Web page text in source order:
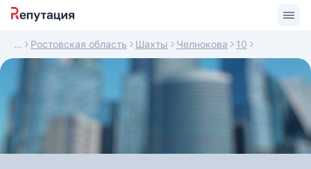
Ростовская область Шахты Челнокова 10